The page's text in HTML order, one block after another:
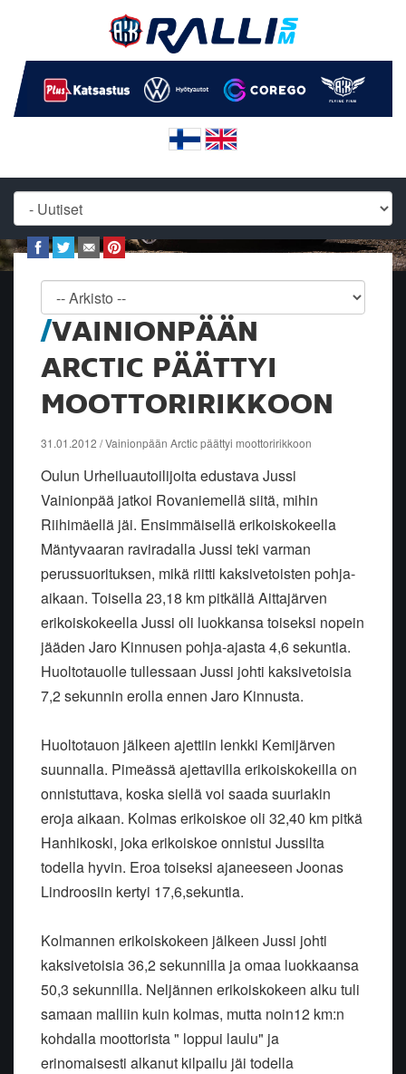
VAINIONPÄÄN
ARCTIC PÄÄTTYI
MOOTTORIRIKKOON
31.01.2012 / Vainionpään Arctic päättyi moottoririkkoon
Oulun Urheiluautoilijoita edustava Jussi
Vainionpää jatkoi Rovaniemellä siitä, mihin
Riihimäellä jäi. Ensimmäisellä erikoiskokeella
Mäntyvaaran raviradalla Jussi teki varman
perussuorituksen, mikä riitti kaksivetoisten pohja-
aikaan. Toisella 23,18 km pitkällä Aittajärven
erikoiskokeella Jussi oli luokkansa toiseksi nopein
jääden Jaro Kinnusen pohja-ajasta 4,6 sekuntia.
Huoltotauolle tullessaan Jussi johti kaksivetoisia
7,2 sekunnin erolla ennen Jaro Kinnusta.
Huoltotauon jälkeen ajettiin lenkki Kemijärven
suunnalla. Pimeässä ajettavilla erikoiskokeilla on
onnistuttava, koska siellä voi saada suuriakin
eroja aikaan. Kolmas erikoiskoe oli 32,40 km pitkä
Hanhikoski, joka erikoiskoe onnistui Jussilta
todella hyvin. Eroa toiseksi ajaneeseen Joonas
Lindroosiin kertyi 17,6,sekuntia.
Kolmannen erikoiskokeen jälkeen Jussi johti
kaksivetoisia 36,2 sekunnilla ja omaa luokkaansa
50,3 sekunnilla. Neljännen erikoiskokeen alku tuli
samaan malliin kuin kolmas, mutta noin12 km:n
kohdalla moottorista " loppui laulu" ja
erinomaisesti alkanut kilpailu jäi todella